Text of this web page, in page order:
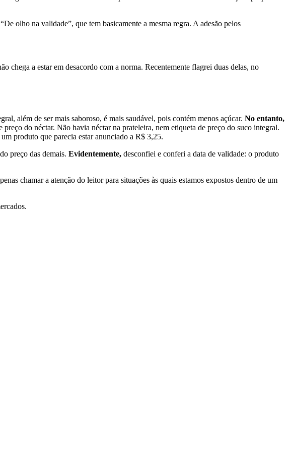
olho na validade”, que tem basicamente a mesma regra. A adesão pelos
chega a estar em desacordo com a norma. Recentemente flagrei duas delas, no
além de ser mais saboroso, é mais saudável, pois contém menos açúcar. No entanto,
do néctar. Não havia néctar na prateleira, nem etiqueta de preço do suco integral.
produto que parecia estar anunciado a R$ 3,25.
preço das demais. Evidentemente, desconfiei e conferi a data de validade: o produto
chamar a atenção do leitor para situações às quais estamos expostos dentro de um